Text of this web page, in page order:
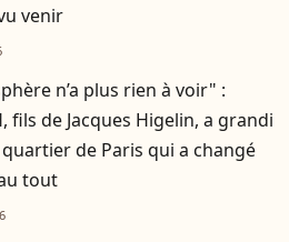
venir
n’a plus rien à voir" :
fils de Jacques Higelin, a grandi
de Paris qui a changé
tout